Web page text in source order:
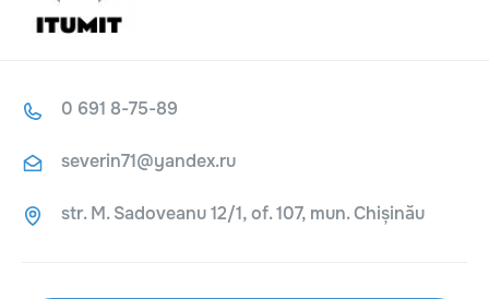
0 691 8-75-89
severin71@yandex.ru
str. M. Sadoveanu 12/1, of. 107, mun. Chișinău